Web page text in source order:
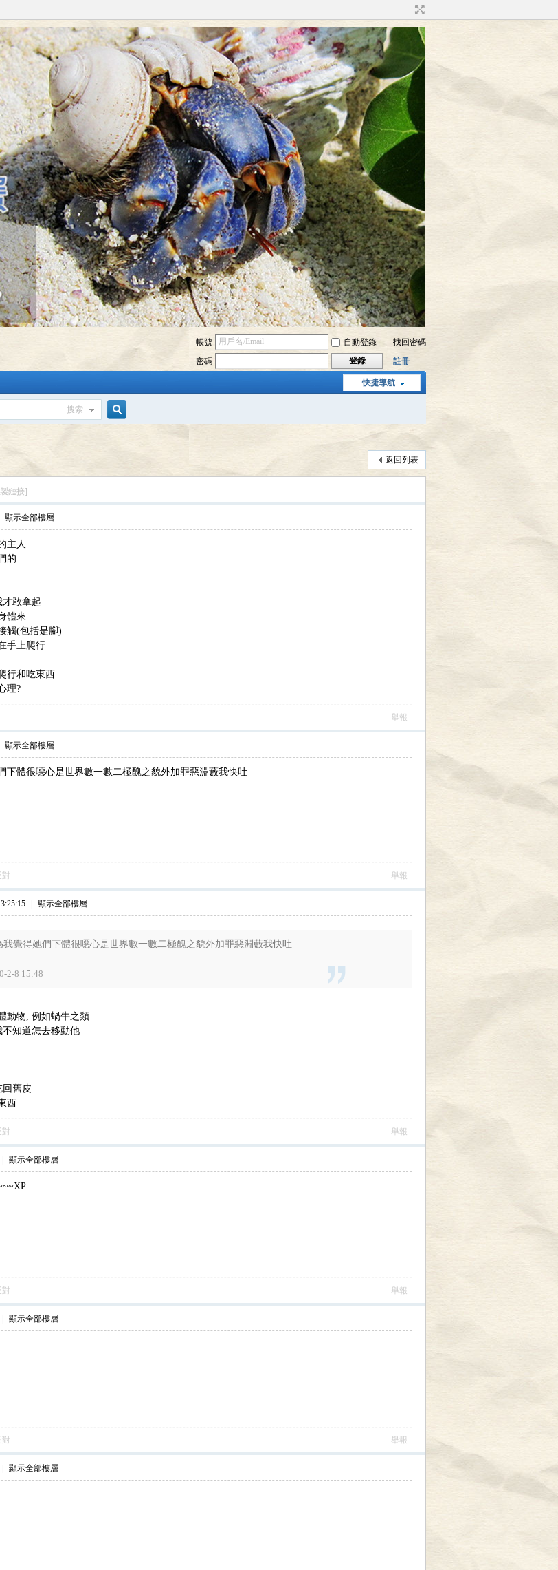
帳號 自動登錄
找回密碼
密碼
登錄 註冊
快捷導航
搜索
返回列表
鏈接]
顯示全部樓層
主人
的
敢拿起
體來
觸(包括是腳)
手上爬行
行和吃東西
理?
舉報
顯示全部樓層
下體很噁心是世界數一數二極醜之貌外加罪惡淵藪我快吐
對 舉報
顯示全部樓層
我覺得她們下體很噁心是世界數一數二極醜之貌外加罪惡淵藪我快吐
2-8 15:48
動物, 例如蝸牛之類
知道怎去移動他
回舊皮
西
對 舉報
顯示全部樓層
對 舉報
顯示全部樓層
對 舉報
顯示全部樓層